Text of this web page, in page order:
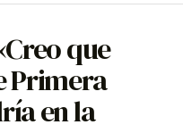
que
Primera
en la